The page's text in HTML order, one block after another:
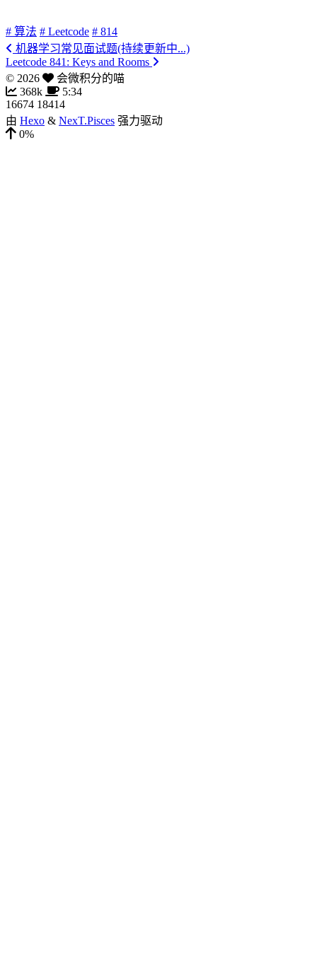
# 算法 # Leetcode # 814
机器学习常见面试题(持续更新中...)
Leetcode 841: Keys and Rooms
© 2026
会微积分的喵
368k
5:34
16674 18414
由 Hexo & NexT.Pisces 强力驱动
0%